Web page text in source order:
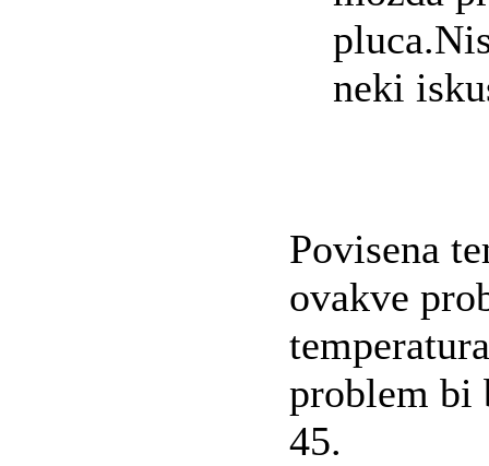
neki
Povisena
ovakve
problem bi
45.